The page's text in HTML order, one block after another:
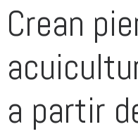
Crean
a partir